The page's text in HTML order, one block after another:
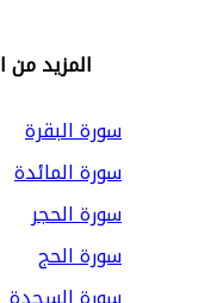
المزيد
سورة البقرة
سورة المائدة
سورة الحجر
سورة الحج